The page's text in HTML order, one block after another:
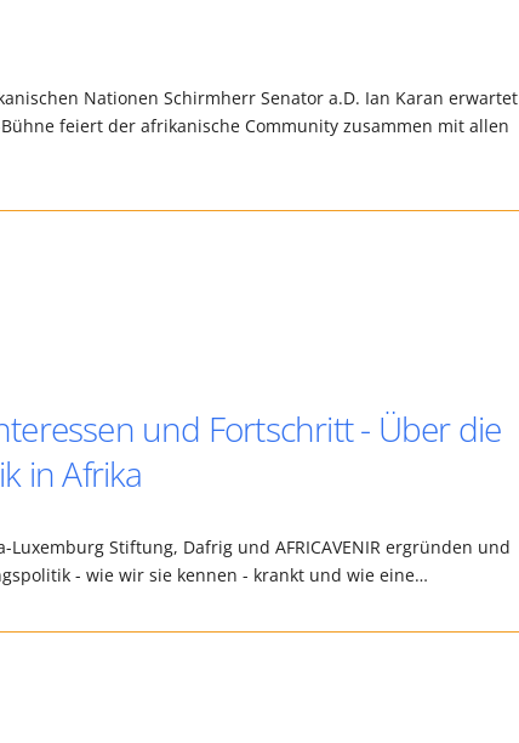
Nationen Schirmherr Senator a.D. Ian Karan erwartet
feiert der afrikanische Community zusammen mit allen
und Fortschritt - Über die
in Afrika
Stiftung, Dafrig und AFRICAVENIR ergründen und
- wie wir sie kennen - krankt und wie eine…